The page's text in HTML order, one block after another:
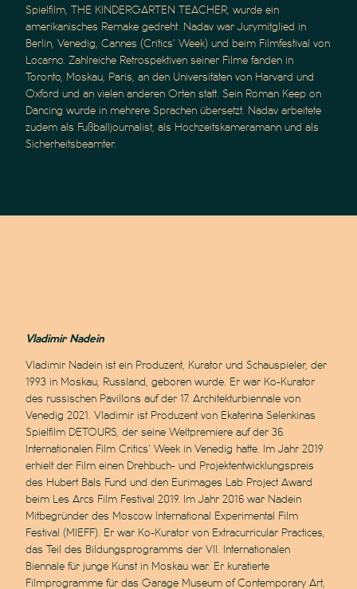
Spielfilm, THE KINDERGARTEN TEACHER, wurde ein
amerikanisches Remake gedreht. Nadav war Jurymitglied in
Berlin, Venedig, Cannes (Critics’ Week) und beim Filmfestival von
Locarno. Zahlreiche Retrospektiven seiner Filme fanden in
Toronto, Moskau, Paris, an den Universitäten von Harvard und
Oxford und an vielen anderen Orten statt. Sein Roman Keep on
Dancing wurde in mehrere Sprachen übersetzt. Nadav arbeitete
zudem als Fußballjournalist, als Hochzeitskameramann und als
Sicherheitsbeamter.
Vladimir Nadein
Vladimir Nadein ist ein Produzent, Kurator und Schauspieler, der
1993 in Moskau, Russland, geboren wurde. Er war Ko-Kurator
des russischen Pavillons auf der 17. Architekturbiennale von
Venedig 2021. Vladimir ist Produzent von Ekaterina Selenkinas
Spielfilm DETOURS, der seine Weltpremiere auf der 36.
Internationalen Film Critics‘ Week in Venedig hatte. Im Jahr 2019
erhielt der Film einen Drehbuch- und Projektentwicklungspreis
des Hubert Bals Fund und den Eurimages Lab Project Award
beim Les Arcs Film Festival 2019. Im Jahr 2016 war Nadein
Mitbegründer des Moscow International Experimental Film
Festival (MIEFF). Er war Ko-Kurator von Extracurricular Practices,
das Teil des Bildungsprogramms der VII. Internationalen
Biennale für junge Kunst in Moskau war. Er kuratierte
Filmprogramme für das Garage Museum of Contemporary Art,